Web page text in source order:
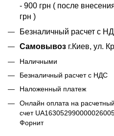
- 900 грн ( после
грн )
Безналичный расчет с
Самовывоз г.Киев, ул.
Наличными
Безналичный расчет с НДС
Наложенный платеж
Онлайн оплата на расчетный
счет
Форнит